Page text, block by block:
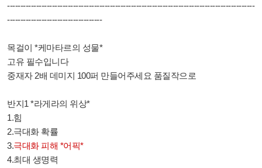
----------------------------------------------------------------------------------------------
------------------------------------
목걸이 *케마타르의 성물*
고유 필수입니다
중재자 2배 데미지 100퍼 만들어주세요 품질작으로
반지1 *라게라의 위상*
1.힘
2.극대화 확률
3.극대화 피해 *어픽*
4.최대 생명력